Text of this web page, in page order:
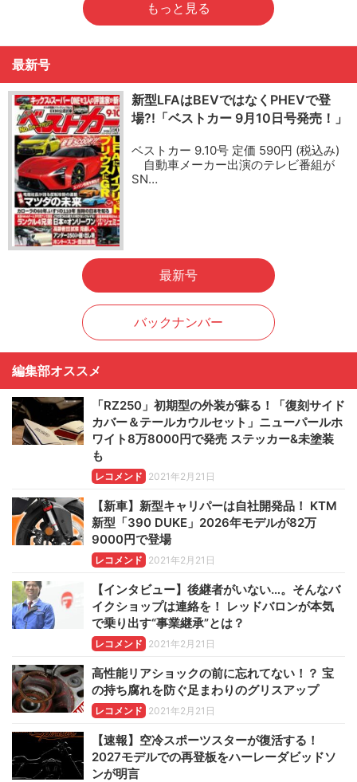
もっと見る
最新号
新型LFAはBEVではなくPHEVで登
場?!「ベストカー 9月10日号発売！」
ベストカー 9.10号 定価 590円 (税込み)
自動車メーカー出演のテレビ番組が
SN…
最新号
バックナンバー
編集部オススメ
「RZ250」初期型の外装が蘇る！「復刻サイド
カバー＆テールカウルセット」ニューパールホ
ワイト8万8000円で発売 ステッカー&未塗装
も
レコメンド 2021年2月21日
【新車】新型キャリパーは自社開発品！ KTM
新型「390 DUKE」2026年モデルが82万
9000円で登場
レコメンド 2021年2月21日
【インタビュー】後継者がいない…。そんなバ
イクショップは連絡を！ レッドバロンが本気
で乗り出す“事業継承”とは？
レコメンド 2021年2月21日
高性能リアショックの前に忘れてない！？ 宝
の持ち腐れを防ぐ足まわりのグリスアップ
レコメンド 2021年2月21日
【速報】空冷スポーツスターが復活する！
2027モデルでの再登板をハーレーダビッドソ
ンが明言